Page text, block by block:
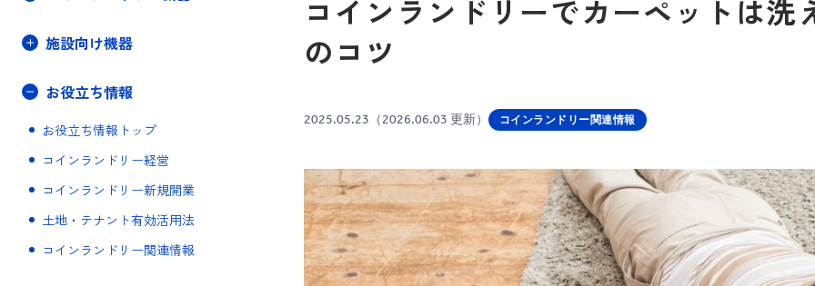
施設向け機器
お役立ち情報
お役立ち情報トップ
コインランドリー経営
コインランドリー新規開業
土地・テナント有効活用法
コインランドリー関連情報
コインランドリーでカーペットは
のコツ
2025.05.23 （2026.06.03 更新） コインランドリー関連情報